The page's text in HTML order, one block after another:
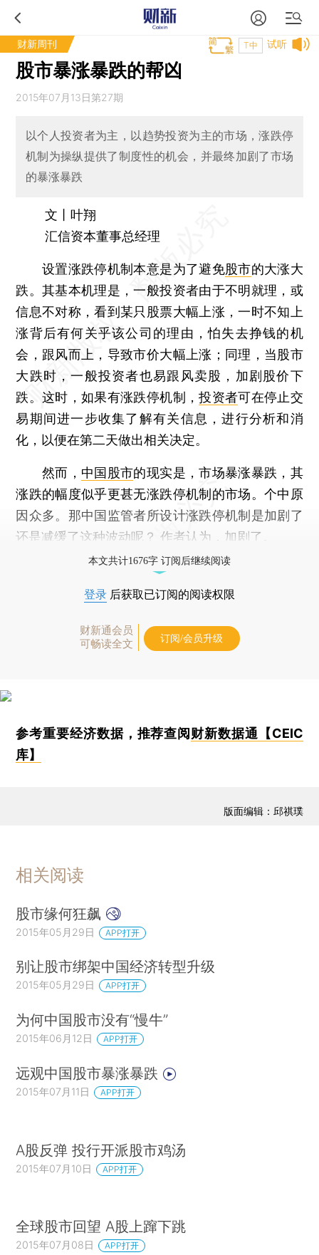
财新周刊 试听
T中
股市暴涨暴跌的帮凶
2015年07月13日第27期
以个人投资者为主，以趋势投资为主的市场，涨跌停
机制为操纵提供了制度性的机会，并最终加剧了市场
的暴涨暴跌
文丨叶翔
汇信资本董事总经理
设置涨跌停机制本意是为了避免股市的大涨大
跌。其基本机理是，一般投资者由于不明就理，或
信息不对称，看到某只股票大幅上涨，一时不知上
涨背后有何关乎该公司的理由，怕失去挣钱的机
会，跟风而上，导致市价大幅上涨；同理，当股市
大跌时，一般投资者也易跟风卖股，加剧股价下
跌。这时，如果有涨跌停机制，投资者可在停止交
易期间进一步收集了解有关信息，进行分析和消
化，以便在第二天做出相关决定。
然而， 中国股市的现实是，市场暴涨暴跌，其
涨跌的幅度似乎更甚无涨跌停机制的市场。个中原
因众多。那中国监管者所设计涨跌停机制是加剧了
还是减缓了这种波动呢？ 作者认为，加剧了。
本文共计1676字 订阅后继续阅读
登录 后获取已订阅的阅读权限
财新通会员
可畅读全文
订阅/会员升级
参考重要经济数据，推荐查阅 财新数据通【CEIC
库】
版面编辑：邱祺璞
相关阅读
股市缘何狂飙
2015年05月29日 APP打开
别让股市绑架中国经济转型升级
2015年05月29日 APP打开
为何中国股市没有“慢牛”
2015年06月12日 APP打开
远观中国股市暴涨暴跌
2015年07月11日 APP打开
A股反弹 投行开派股市鸡汤
2015年07月10日 APP打开
全球股市回望 A股上蹿下跳
2015年07月08日 APP打开